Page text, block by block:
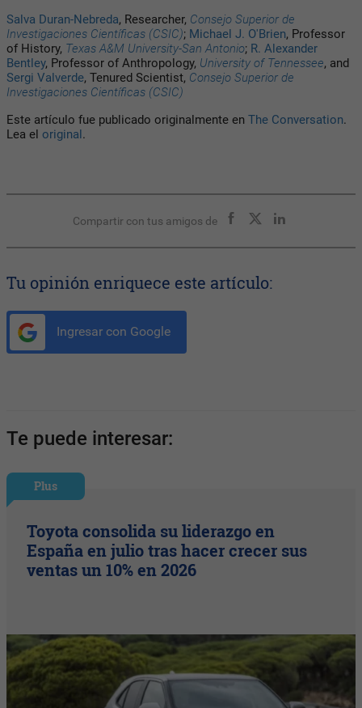
Salva Duran-Nebreda, Researcher, Consejo Superior de
Investigaciones Científicas (CSIC); Michael J. O'Brien, Professor
of History, Texas A&M University-San Antonio; R. Alexander
Bentley, Professor of Anthropology, University of Tennessee, and
Sergi Valverde, Tenured Scientist, Consejo Superior de
Investigaciones Científicas (CSIC)
Este artículo fue publicado originalmente en The Conversation.
Lea el original.
Compartir con tus amigos de
Tu opinión enriquece este artículo:
Ingresar con Google
Te puede interesar:
Plus
Toyota consolida su liderazgo en
España en julio tras hacer crecer sus
ventas un 10% en 2026